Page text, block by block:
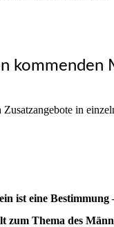
kommenden
in
ist eine Bestimmung
zum Thema des